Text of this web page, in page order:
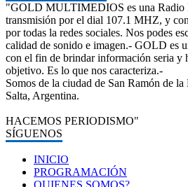
"GOLD MULTIMEDIOS es una Radio
transmisión por el dial 107.1 MHZ, y
por todas la redes sociales. Nos podes
calidad de sonido e imagen.- GOLD es
con el fin de brindar información seria y
objetivo. Es lo que nos caracteriza.-
Somos de la ciudad de San Ramón de
Salta, Argentina.
HACEMOS PERIODISMO"
SÍGUENOS
INICIO
PROGRAMACIÓN
QUIENES SOMOS?